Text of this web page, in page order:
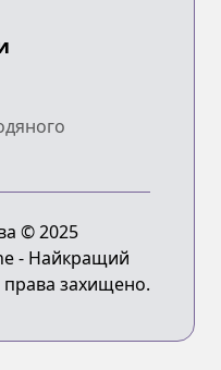
© 2025
- Найкращий
права захищено.